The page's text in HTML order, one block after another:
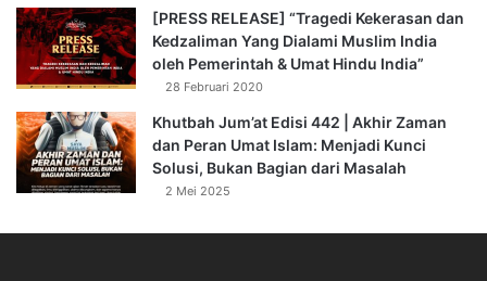
[PRESS RELEASE] “Tragedi Kekerasan dan
Kedzaliman Yang Dialami Muslim India
oleh Pemerintah & Umat Hindu India”
28 Februari 2020
Khutbah Jum’at Edisi 442 | Akhir Zaman
dan Peran Umat Islam: Menjadi Kunci
Solusi, Bukan Bagian dari Masalah
2 Mei 2025